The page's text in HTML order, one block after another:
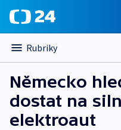
Rubriky
Německo
dostat na
elektroaut